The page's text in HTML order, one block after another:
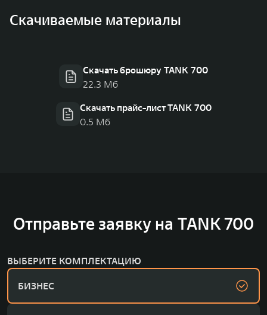
Скачиваемые материалы
Скачать брошюру TANK 700
22.3 Мб
Скачать прайс-лист TANK 700
0.5 Мб
Отправьте заявку на TANK 700
ВЫБЕРИТЕ КОМПЛЕКТАЦИЮ
БИЗНЕС